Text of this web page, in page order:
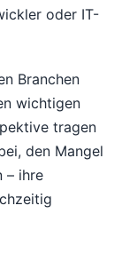
oder IT-
Branchen
wichtigen
tragen
den Mangel
– ihre